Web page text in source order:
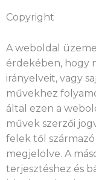
Copyright
A weboldal
érdekében, hogy
irányelveit, vagy
művekhez
által ezen a
művek szerzői
felek től
megjelölve. A
terjesztéshez és